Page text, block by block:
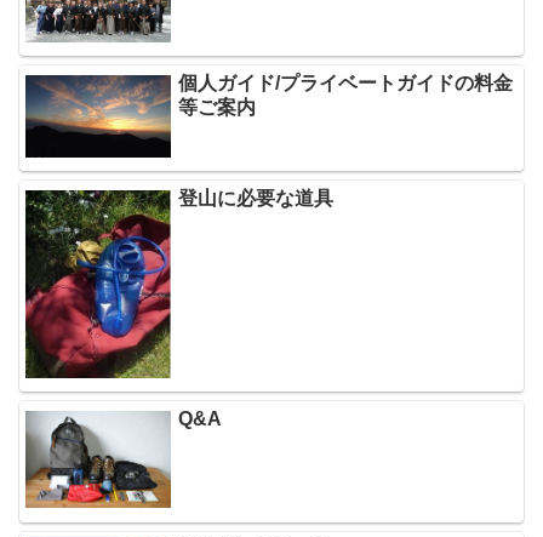
個人ガイド/プライベートガイドの料金
等ご案内
登山に必要な道具
Q&A